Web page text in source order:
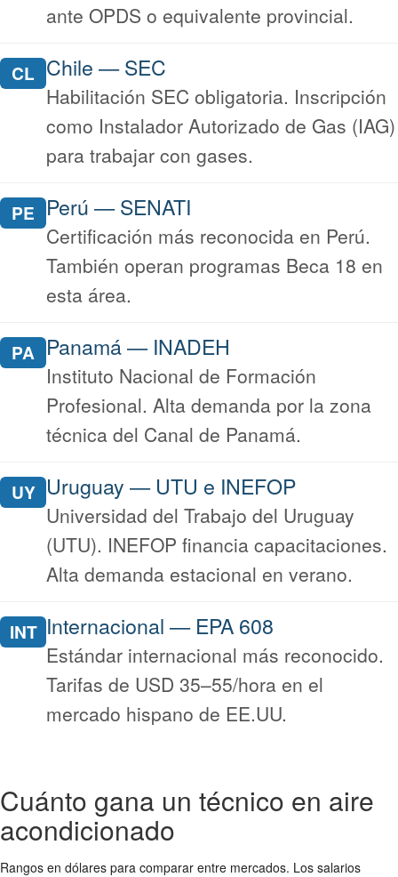
ante OPDS o equivalente provincial.
CL Chile — SEC
Habilitación SEC obligatoria. Inscripción
como Instalador Autorizado de Gas (IAG)
para trabajar con gases.
PE Perú — SENATI
Certificación más reconocida en Perú.
También operan programas Beca 18 en
esta área.
PA Panamá — INADEH
Instituto Nacional de Formación
Profesional. Alta demanda por la zona
técnica del Canal de Panamá.
UY Uruguay — UTU e INEFOP
Universidad del Trabajo del Uruguay
(UTU). INEFOP financia capacitaciones.
Alta demanda estacional en verano.
INT Internacional — EPA 608
Estándar internacional más reconocido.
Tarifas de USD 35–55/hora en el
mercado hispano de EE.UU.
Cuánto gana un técnico en aire
acondicionado
Rangos en dólares para comparar entre mercados. Los salarios